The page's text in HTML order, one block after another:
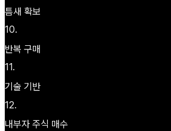
틈새 확보
10.
반복 구매
11.
기술 기반
12.
내부자 주식 매수